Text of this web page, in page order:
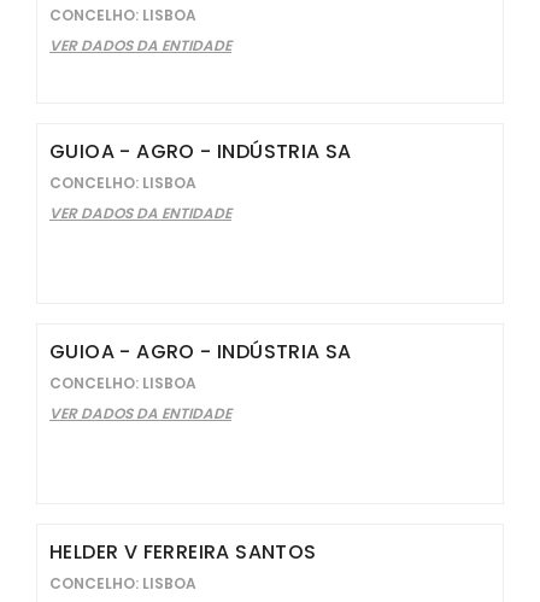
CONCELHO: LISBOA
VER DADOS DA ENTIDADE
GUIOA - AGRO - INDÚSTRIA SA
CONCELHO: LISBOA
VER DADOS DA ENTIDADE
GUIOA - AGRO - INDÚSTRIA SA
CONCELHO: LISBOA
VER DADOS DA ENTIDADE
HELDER V FERREIRA SANTOS
CONCELHO: LISBOA